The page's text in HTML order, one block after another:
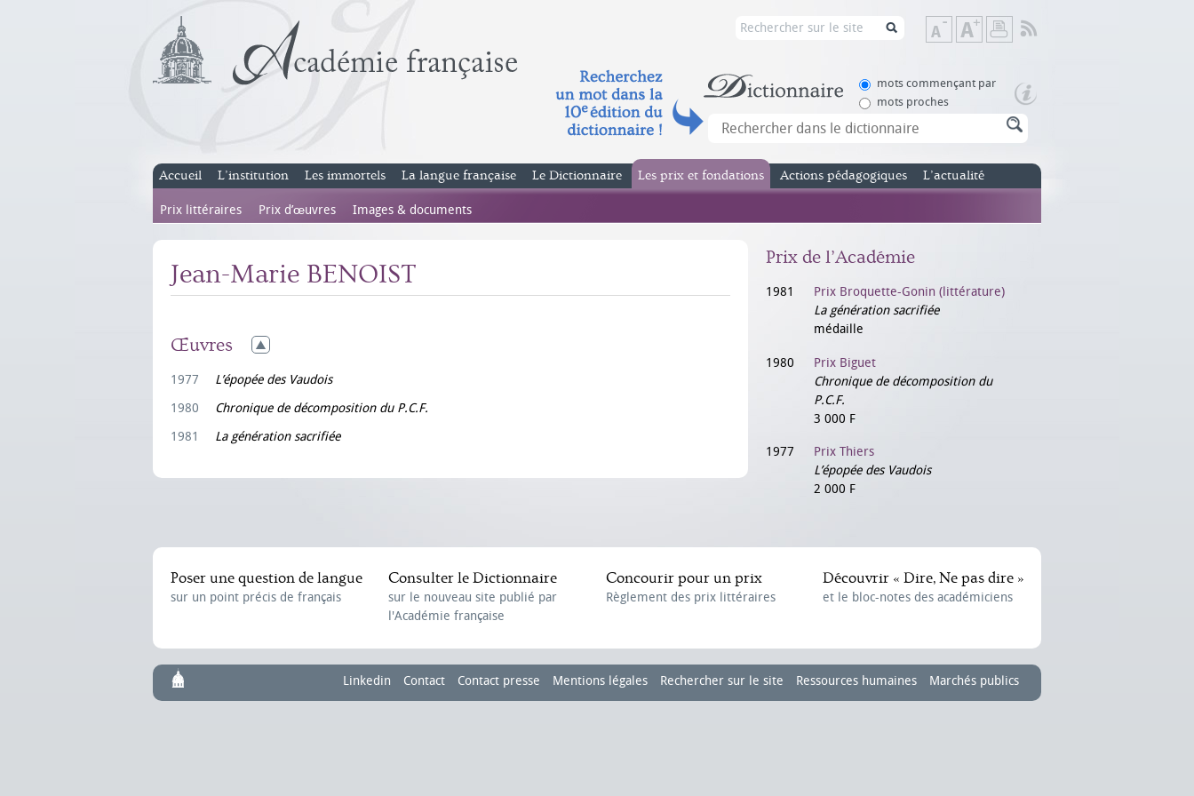
Diminuer
la
de
Augmenter
la
de
mots commençant par
mots proches
Accueil L’institution Les immortels La langue française Le Dictionnaire Les prix et fondations
Prix littéraires Prix d’œuvres Images & documents
Actions pédagogiques L’actualité
Jean-Marie BENOIST
Œuvres
1977
L’épopée des Vaudois
1980
Chronique de décomposition du P.C.F.
1981
La génération sacrifiée
Prix de l’Académie
1981
Prix Broquette-Gonin (littérature)
La génération sacrifiée
médaille
1980
Prix Biguet
Chronique de décomposition du
P.C.F.
3 000 F
1977
Prix Thiers
L’épopée des Vaudois
2 000 F
Poser une question de langue
sur un point précis de français
Consulter le Dictionnaire
sur le nouveau site publié par
l'Académie française
Concourir pour un prix
Règlement des prix littéraires
Découvrir « Dire, Ne pas dire »
et le bloc-notes des académiciens
Linkedin Contact Contact presse Mentions légales Rechercher sur le site Ressources humaines Marchés publics